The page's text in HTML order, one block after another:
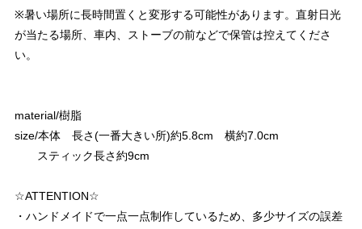
※暑い場所に長時間置くと変形する可能性があります。直射日光
が当たる場所、車内、ストーブの前などで保管は控えてくださ
い。
material/樹脂
size/本体 長さ(一番大きい所)約5.8cm 横約7.0cm
スティック長さ約9cm
☆ATTENTION☆
・ハンドメイドで一点一点制作しているため、多少サイズの誤差